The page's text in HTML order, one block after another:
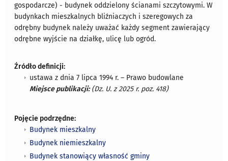
gospodarcze) - budynek oddzielony ścianami szczytowymi. W
budynkach mieszkalnych bliźniaczych i szeregowych za
odrębny budynek należy uważać każdy segment zawierający
odrębne wyjście na działkę, ulicę lub ogród.
Źródło definicji:
ustawa z dnia 7 lipca 1994 r. – Prawo budowlane
Miejsce publikacji:(Dz. U. z 2025 r. poz. 418)
Pojęcie podrzędne:
Budynek mieszkalny
Budynek niemieszkalny
Budynek stanowiący własność gminy